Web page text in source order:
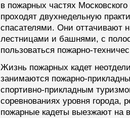
в пожарных частях
проходят двухнедельную
спасателями. Они оттачивают
лестницами и башнями, с
пользоваться пожарно-
Жизнь пожарных кадет
занимаются пожарно-
спортивно-прикладным
соревнованиях уровня города,
пожарные кадеты выезжают на